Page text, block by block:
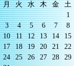
月
火 水 木 金 土
1
3
4 5 6 7 8
10
11 12 13 14 15
17
18 19 20 21 22
24
25 26 27 28 29